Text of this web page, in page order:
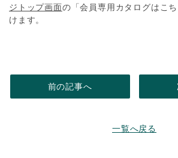
ジトップ画面の「会員専用カタログはこ
けます。
前の記事へ
一覧へ戻る